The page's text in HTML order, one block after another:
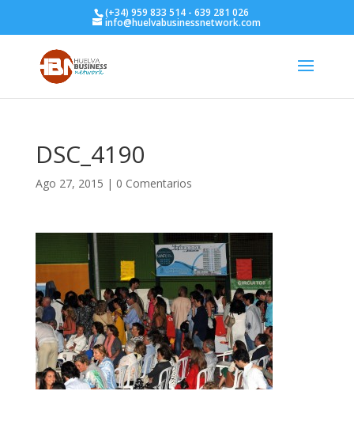
(+34) 959 833 514 - 639 281 026
info@huelvabusinessnetwork.com
DSC_4190
Ago 27, 2015 | 0 Comentarios